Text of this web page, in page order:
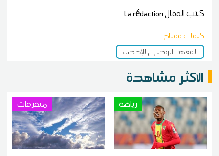
كاتب المقالLa rédaction
كلمات مفتاح
المعهد الوطني للإحصاء
الاكثر مشاهدة
رياضة متفرقات